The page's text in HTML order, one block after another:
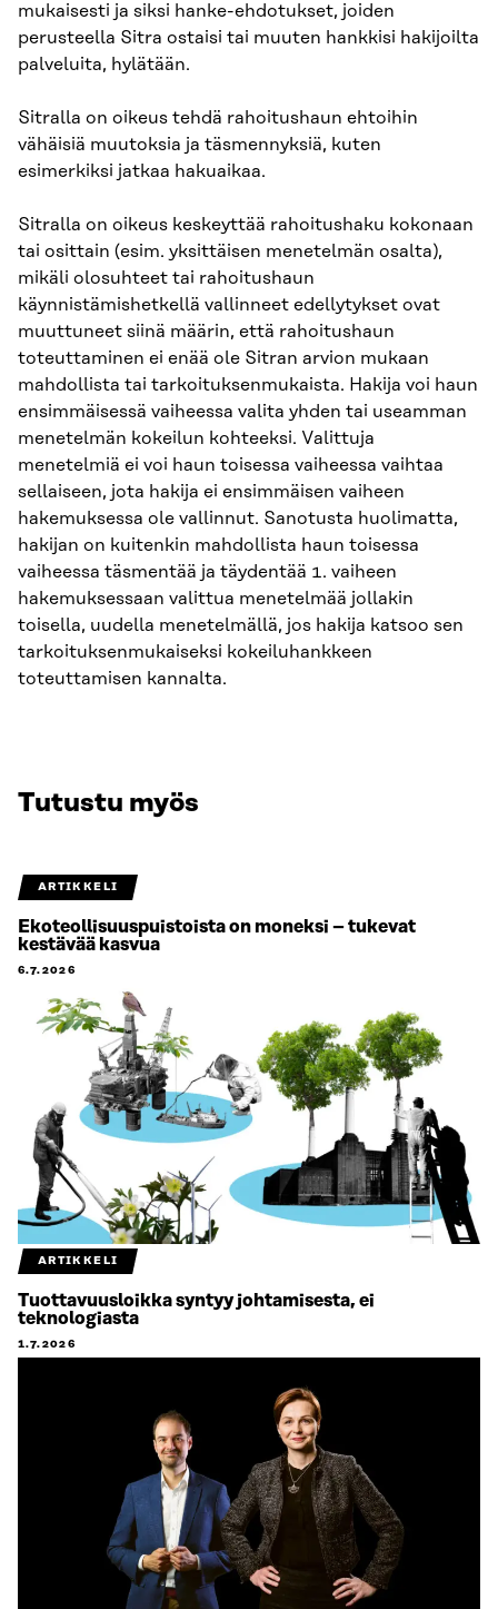
mukaisesti ja siksi hanke-ehdotukset, joiden
perusteella Sitra ostaisi tai muuten hankkisi hakijoilta
palveluita, hylätään.
Sitralla on oikeus tehdä rahoitushaun ehtoihin
vähäisiä muutoksia ja täsmennyksiä, kuten
esimerkiksi jatkaa hakuaikaa.
Sitralla on oikeus keskeyttää rahoitushaku kokonaan
tai osittain (esim. yksittäisen menetelmän osalta),
mikäli olosuhteet tai rahoitushaun
käynnistämishetkellä vallinneet edellytykset ovat
muuttuneet siinä määrin, että rahoitushaun
toteuttaminen ei enää ole Sitran arvion mukaan
mahdollista tai tarkoituksenmukaista. Hakija voi haun
ensimmäisessä vaiheessa valita yhden tai useamman
menetelmän kokeilun kohteeksi. Valittuja
menetelmiä ei voi haun toisessa vaiheessa vaihtaa
sellaiseen, jota hakija ei ensimmäisen vaiheen
hakemuksessa ole vallinnut. Sanotusta huolimatta,
hakijan on kuitenkin mahdollista haun toisessa
vaiheessa täsmentää ja täydentää 1. vaiheen
hakemuksessaan valittua menetelmää jollakin
toisella, uudella menetelmällä, jos hakija katsoo sen
tarkoituksenmukaiseksi kokeiluhankkeen
toteuttamisen kannalta.
Tutustu myös
ARTIKKELI
Ekoteollisuuspuistoista on moneksi – tukevat
kestävää kasvua
6.7.2026
ARTIKKELI
Tuottavuusloikka syntyy johtamisesta, ei
teknologiasta
1.7.2026